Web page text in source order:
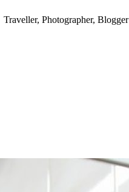
Traveller, Photographer, Blogger